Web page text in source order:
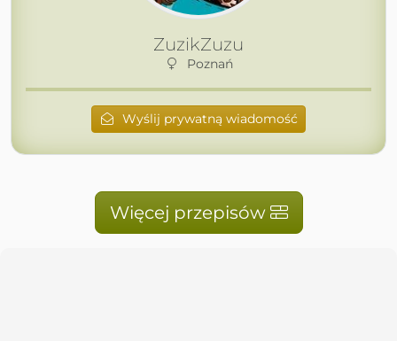
ZuzikZuzu
Poznań
Wyślij prywatną wiadomość
Więcej przepisów